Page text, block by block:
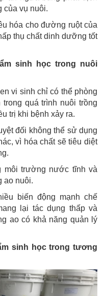
của vụ nuôi.
hóa cho đường ruột của
thụ chất dinh dưỡng tốt
sinh học trong nuôi
vi sinh chỉ có thể phòng
quá trình nuôi trồng
trị khi bệnh xảy ra.
đối không thể sử dụng
vì hóa chất sẽ tiêu diệt
môi trường nước tĩnh và
ao nuôi.
biến động mạnh chế
lại tác dụng thấp và
ao có khả năng quản lý
sinh học trong tương